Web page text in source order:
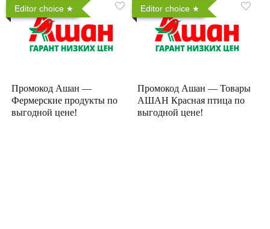
Editor choice
Промокод Ашан —
Фермерские продукты по
выгодной цене!
Editor choice
Промокод Ашан — Товары
АШАН Красная птица по
выгодной цене!